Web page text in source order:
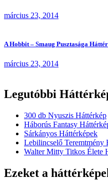
március 23, 2014
A Hobbit – Smaug Pusztasága
március 23, 2014
Legutóbbi
300 db Nyuszis Háttérkép
Háborús Fantasy
Sárkányos Háttérképek
Lebilincselő Teremtmény
Walter Mitty Titkos Élete
Ezeket a